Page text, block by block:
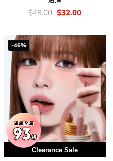
價
錢：
$48.00 Original
price
$48.00.
$32.00Current
$32.00.
-46%
Clearance Sale